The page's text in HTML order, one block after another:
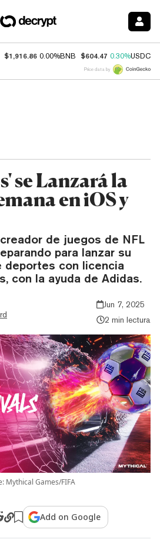
$1,916.86 0.00%BNB $604.47 0.30%USDC
Price data by
se Lanzará la
en iOS y
de juegos de NFL
para lanzar su
deportes con licencia
con la ayuda de Adidas.
Jun 7, 2025
2 min lectura
Mythical Games/FIFA
Add on Google